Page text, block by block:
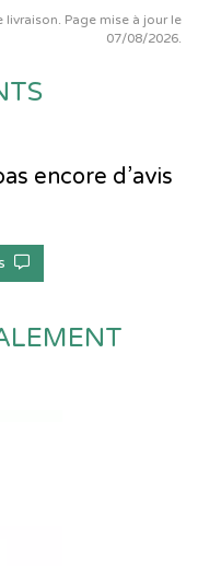
livraison. Page mise à jour le
07/08/2026.
encore d’avis